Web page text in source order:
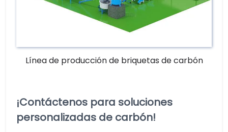
Línea de producción de briquetas de carbón
¡Contáctenos para soluciones
personalizadas de carbón!